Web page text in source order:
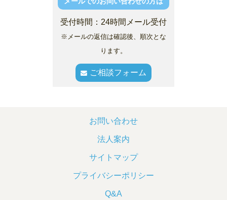
受付時間：24時間メール受付
※メールの返信は確認後、順次とな
ります。
ご相談フォーム
お問い合わせ
法人案内
サイトマップ
プライバシーポリシー
Q&A